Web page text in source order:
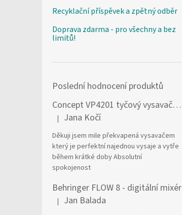
Recyklační příspěvek a zpětný odběr
Doprava zdarma - pro všechny a bez
limitů!
Poslední hodnocení produktů
Concept VP4201 tyčový vysavač / elektrický smeták Tyčový vysavač 2 v 1 AC Suché a mokré Bezsáčkové 0,6 l 90 W Černá, Stříbrná
Hodnocení produktu je 5 z 5 hvězdiček.
| Jana Kočí
Děkuji jsem mile překvapená vysavačem
který je perfektní najednou vysaje a vytře
během krátké doby Absolutní
spokojenost
Behringer FLOW 8 - digitální mixér
Hodnocení produktu je 5 z 5 hvězdiček.
| Jan Balada